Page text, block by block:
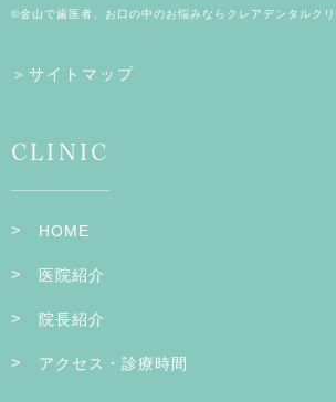
©金山で歯医者、お口の中のお悩みならクレアデンタルクリ
＞サイトマップ
CLINIC
HOME
医院紹介
院長紹介
アクセス・診療時間